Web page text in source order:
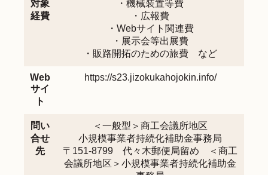
対象
経費
・機械装置等費
・広報費
・Webサイト関連費
・展示会等出展費
・販路開拓のための旅費 など
Web
サイ
ト
https://s23.jizokukahojokin.info/
問い
合せ
先
＜一般型＞商工会議所地区
小規模事業者持続化補助金事務局
〒151-8799 代々木郵便局留め ＜商工
会議所地区＞小規模事業者持続化補助金